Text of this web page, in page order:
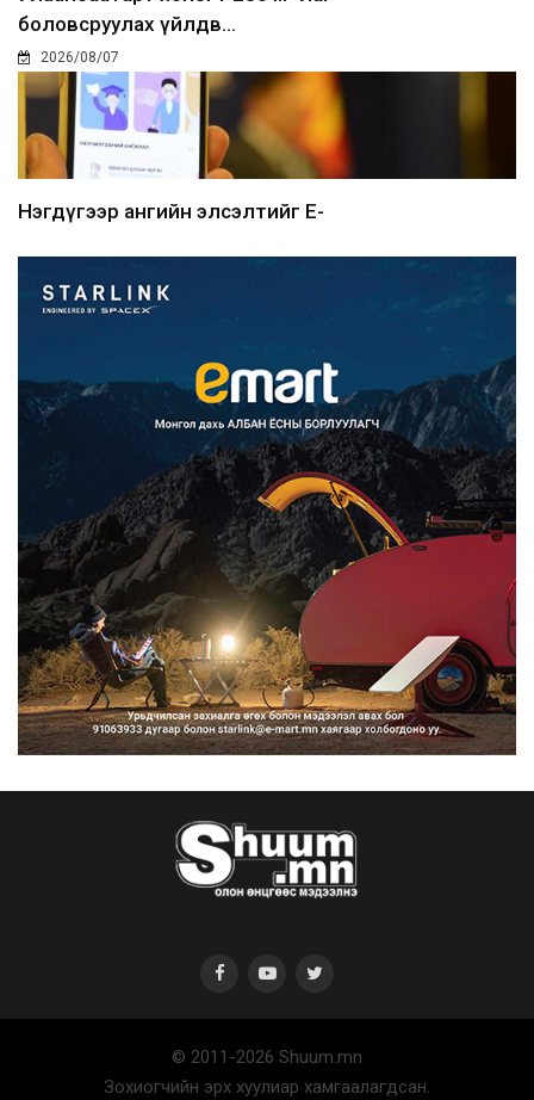
боловсруулах үйлдв...
2026/08/07
Нэгдүгээр ангийн элсэлтийг E-
Францад иргэд рүү зөвшөөрөлгүй
сурталчилгааны дууд...
2026/08/07
Нийтийн тээврийн Ч:19А чиглэлийн
замналд түр хугац...
2026/08/07
Автомашины улсын дугаар сондгой
тоогоор төгссөн бо...
Улаанбаатарт өдөртөө 30 хэм дулаан
© 2011-2026 Shuum.mn
Зохиогчийн эрх хуулиар хамгаалагдсан.